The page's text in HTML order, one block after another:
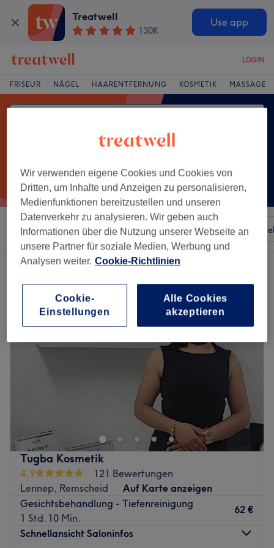
Treatwell
130K
Use app
LOGIN
FRISEUR NÄGEL HAARENTFERNUNG KOSMETIK MASSAGE
Sortieren nach Besonderheiten Salons
Ein Salon, der anbietet: tiefenreinigung in Lennep, Remscheid
Tugba Kosmetik
4,9
121 Bewertungen
Lennep, Remscheid
Auf Karte anzeigen
Gesichtsbehandlung - Tiefenreinigung
1 Std. 10 Min.
62 €
Schnellansicht Saloninfos
Wir verwenden eigene Cookies und Cookies von
Dritten, um Inhalte und Anzeigen zu personalisieren,
Medienfunktionen bereitzustellen und unseren
Datenverkehr zu analysieren. Wir geben auch
Informationen über die Nutzung unserer Webseite an
unsere Partner für soziale Medien, Werbung und
Analysen weiter. Cookie-Richtlinien
Cookie-
Einstellungen
Alle Cookies
akzeptieren